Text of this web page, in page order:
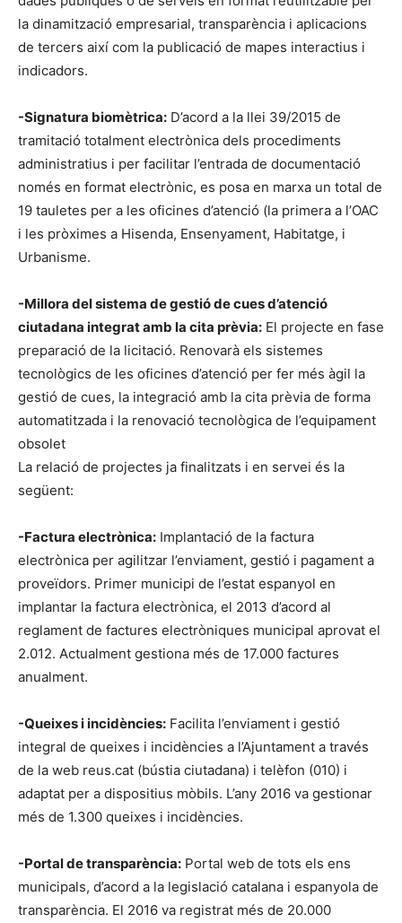
la dinamització empresarial, transparència i aplicacions
de tercers així com la publicació de mapes interactius i
indicadors.
-Signatura biomètrica: D’acord a la llei 39/2015 de
tramitació totalment electrònica dels procediments
administratius i per facilitar l’entrada de documentació
només en format electrònic, es posa en marxa un total de
19 tauletes per a les oficines d’atenció (la primera a l’OAC
i les pròximes a Hisenda, Ensenyament, Habitatge, i
Urbanisme.
-Millora del sistema de gestió de cues d’atenció
ciutadana integrat amb la cita prèvia: El projecte en fase
preparació de la licitació. Renovarà els sistemes
tecnològics de les oficines d’atenció per fer més àgil la
gestió de cues, la integració amb la cita prèvia de forma
automatitzada i la renovació tecnològica de l’equipament
obsolet
La relació de projectes ja finalitzats i en servei és la
següent:
-Factura electrònica: Implantació de la factura
electrònica per agilitzar l’enviament, gestió i pagament a
proveïdors. Primer municipi de l’estat espanyol en
implantar la factura electrònica, el 2013 d’acord al
reglament de factures electròniques municipal aprovat el
2.012. Actualment gestiona més de 17.000 factures
anualment.
-Queixes i incidències: Facilita l’enviament i gestió
integral de queixes i incidències a l’Ajuntament a través
de la web reus.cat (bústia ciutadana) i telèfon (010) i
adaptat per a dispositius mòbils. L’any 2016 va gestionar
més de 1.300 queixes i incidències.
-Portal de transparència: Portal web de tots els ens
municipals, d’acord a la legislació catalana i espanyola de
transparència. El 2016 va registrat més de 20.000